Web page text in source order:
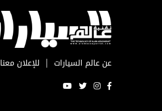
عن عالم السيارات للإعلان معنا